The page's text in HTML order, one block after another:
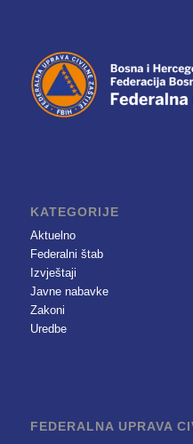
KATEGORIJE
Aktuelno
Federalni štab
Izvještaji
Javne nabavke
Zakoni
Uredbe
FEDERALNA UPRAVA